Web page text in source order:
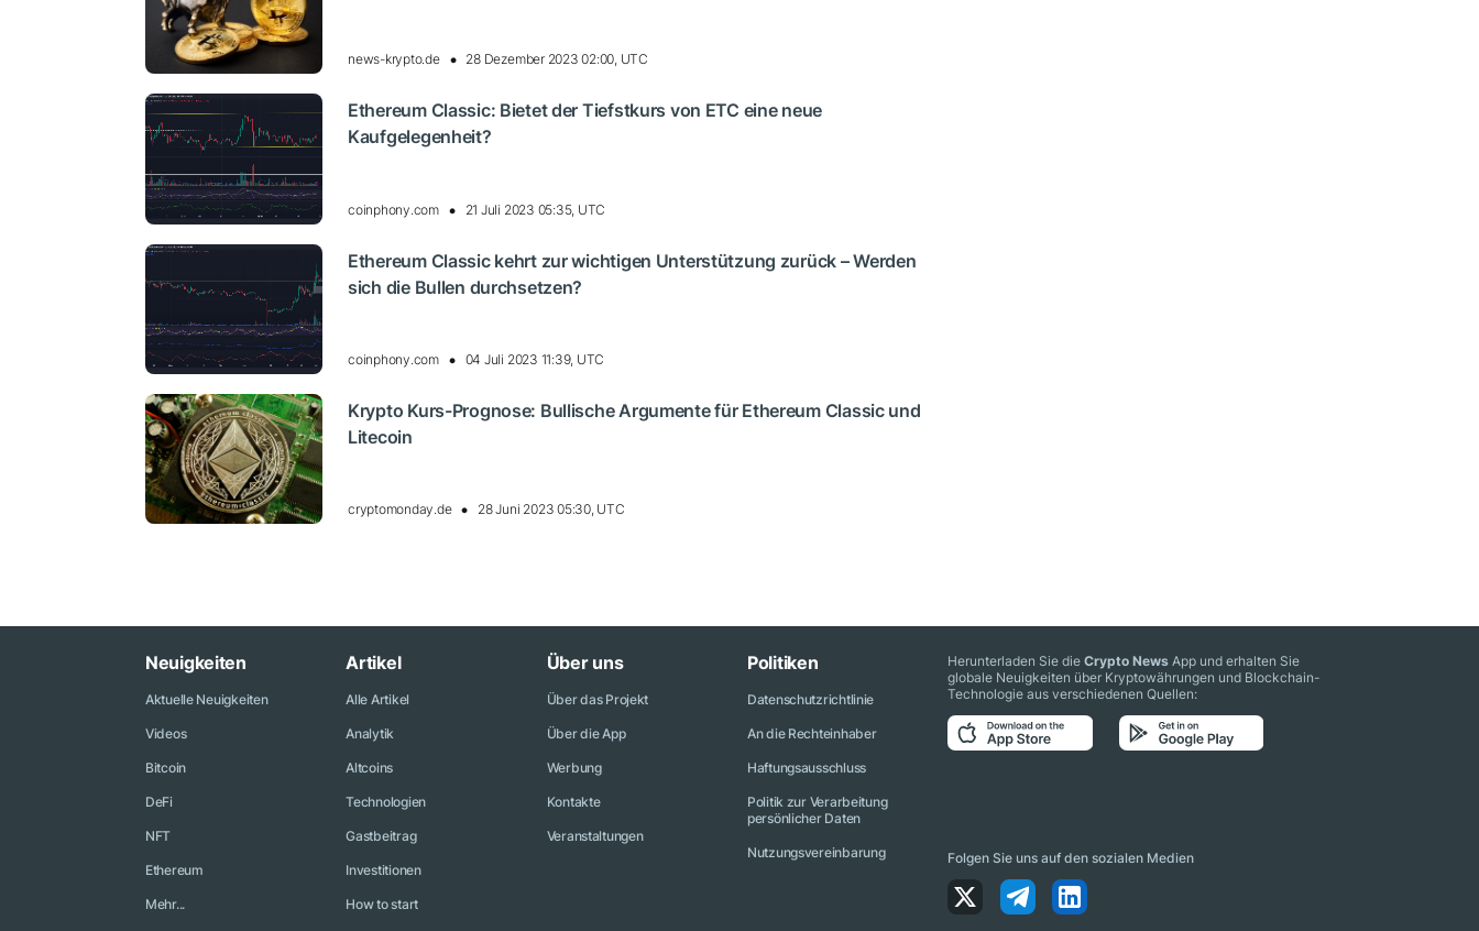
news-krypto.de 28 Dezember 2023 02:00, UTC
Ethereum Classic: Bietet der Tiefstkurs von ETC eine neue
Kaufgelegenheit?
coinphony.com 21 Juli 2023 05:35, UTC
Ethereum Classic kehrt zur wichtigen Unterstützung zurück – Werden
sich die Bullen durchsetzen?
coinphony.com 04 Juli 2023 11:39, UTC
Krypto Kurs-Prognose: Bullische Argumente für Ethereum Classic und
Litecoin
cryptomonday.de 28 Juni 2023 05:30, UTC
Neuigkeiten
Aktuelle Neuigkeiten
Videos
Bitcoin
DeFi
NFT
Ethereum
Mehr...
Artikel
Alle Artikel
Analytik
Altcoins
Technologien
Gastbeitrag
Investitionen
How to start
Über uns
Über das Projekt
Über die App
Werbung
Kontakte
Veranstaltungen
Politiken
Datenschutzrichtlinie
An die Rechteinhaber
Haftungsausschluss
Politik zur Verarbeitung
persönlicher Daten
Nutzungsvereinbarung
Herunterladen Sie dieCrypto News App und erhalten Sie
globale Neuigkeiten über Kryptowährungen und Blockchain-
Technologie aus verschiedenen Quellen:
Folgen Sie uns auf den sozialen Medien